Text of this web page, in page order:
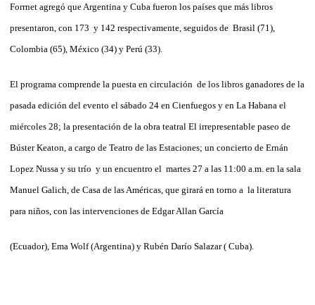
Forrnet agregó que Argentina y Cuba fueron los países que más libros
presentaron, con 173 y 142 respectivamente, seguidos de Brasil (71),
Colombia (65), México (34) y Perú (33).
El programa comprende la puesta en circulación de los libros ganadores de la
pasada edición del evento el sábado 24 en Cienfuegos y en La Habana el
miércoles 28; la presentación de la obra teatral El irrepresentable paseo de
Búster Keaton, a cargo de Teatro de las Estaciones; un concierto de Ernán
Lopez Nussa y su trío y un encuentro el martes 27 a las 11:00 a.m. en la sala
Manuel Galich, de Casa de las Américas, que girará en torno a la literatura
para niños, con las intervenciones de Edgar Allan García
(Ecuador), Ema Wolf (Argentina) y Rubén Darío Salazar ( Cuba).